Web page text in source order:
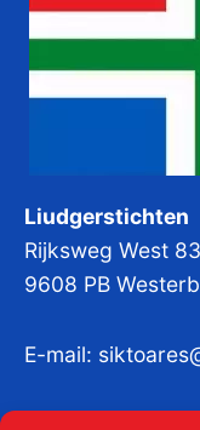
Liudgerstichten
Rijksweg West 83
9608 PB
E-mail: